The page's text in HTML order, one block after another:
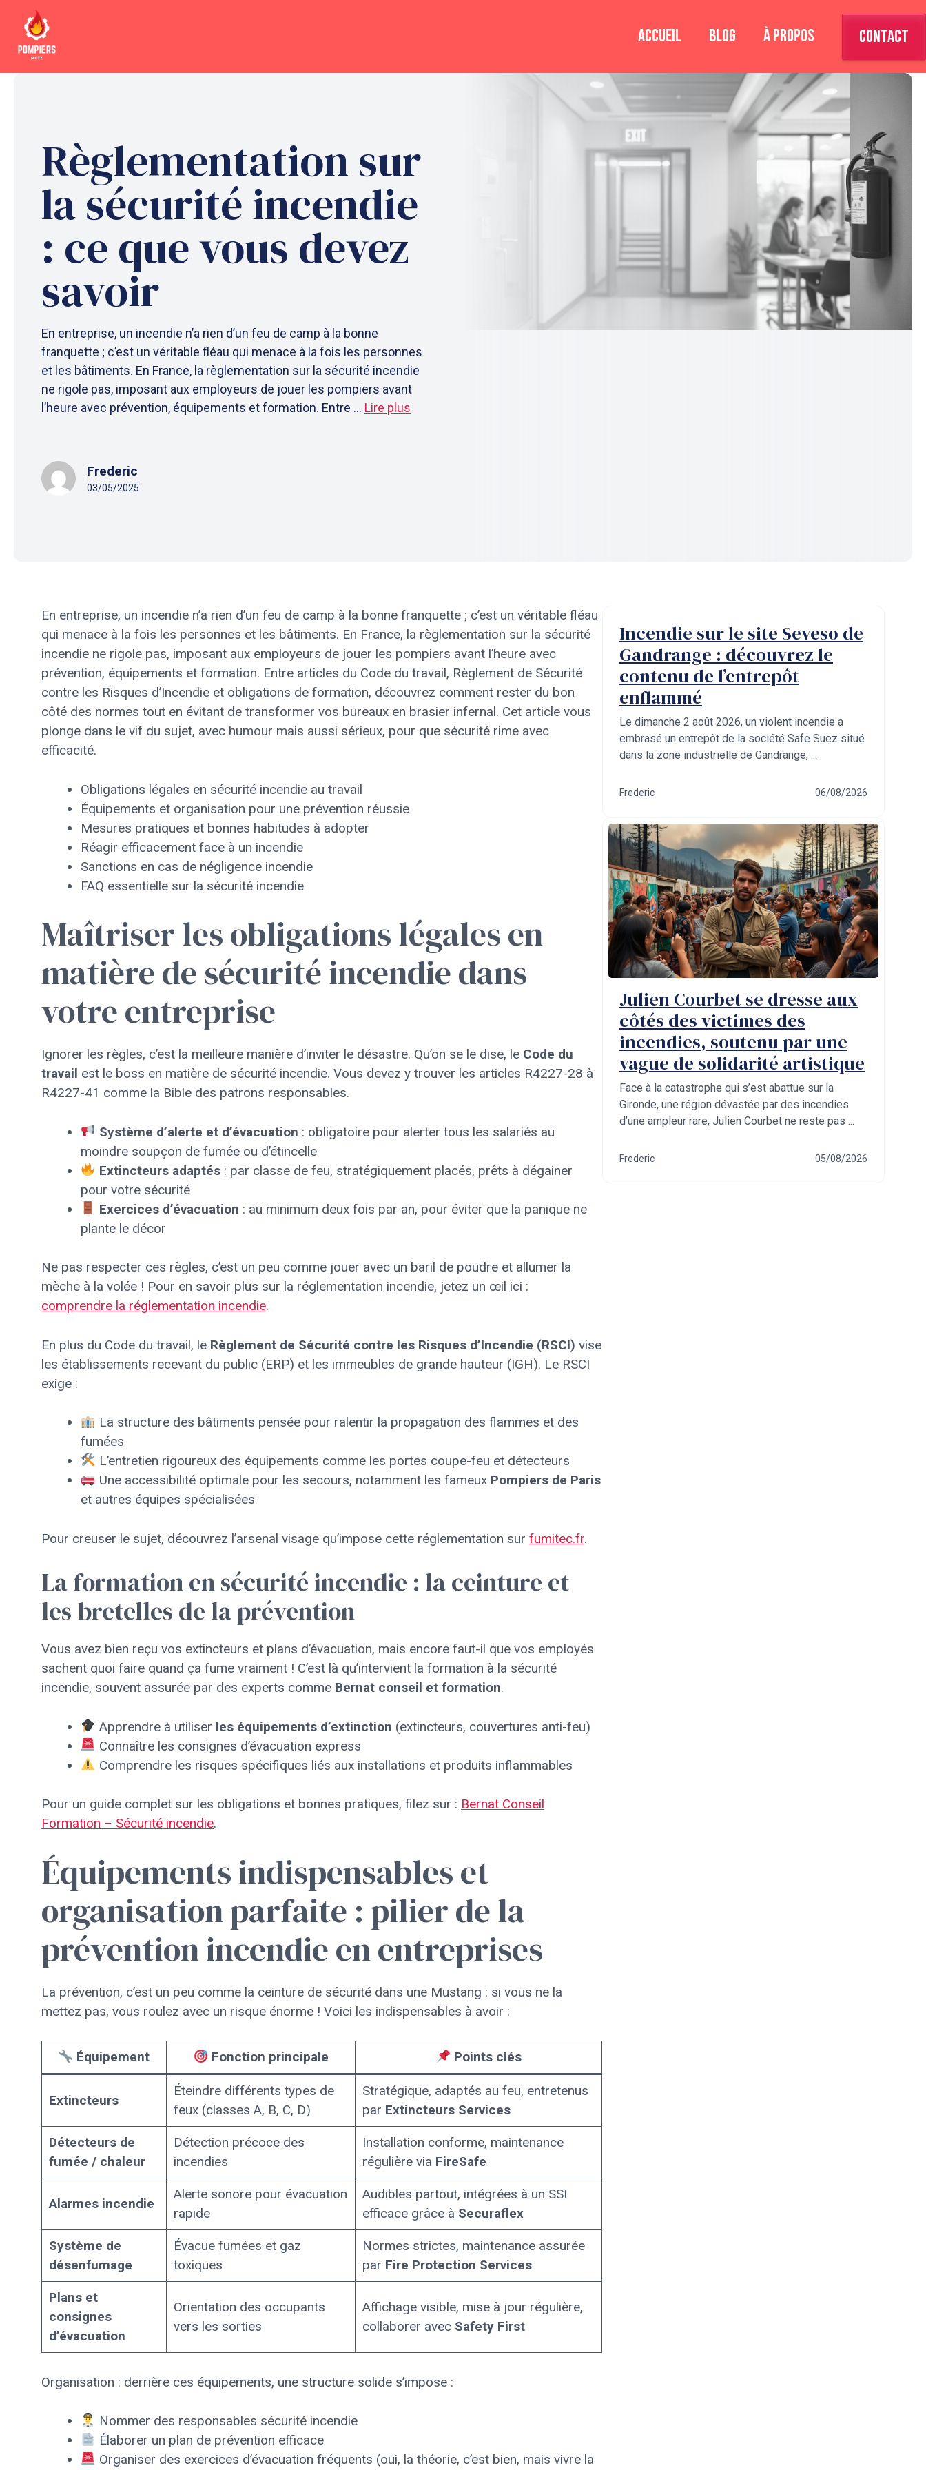
contenu
ACCUEIL BLOG À PROPOS CONTACT
Règlementation sur
la sécurité incendie
: ce que vous devez
savoir
En entreprise, un incendie n’a rien d’un feu de camp à la bonne
franquette ; c’est un véritable fléau qui menace à la fois les personnes
et les bâtiments. En France, la règlementation sur la sécurité incendie
ne rigole pas, imposant aux employeurs de jouer les pompiers avant
l’heure avec prévention, équipements et formation. Entre ... Lire plus
Frederic
03/05/2025
En entreprise, un incendie n’a rien d’un feu de camp à la bonne franquette ; c’est un véritable fléau
qui menace à la fois les personnes et les bâtiments. En France, la règlementation sur la sécurité
incendie ne rigole pas, imposant aux employeurs de jouer les pompiers avant l’heure avec
prévention, équipements et formation. Entre articles du Code du travail, Règlement de Sécurité
contre les Risques d’Incendie et obligations de formation, découvrez comment rester du bon
côté des normes tout en évitant de transformer vos bureaux en brasier infernal. Cet article vous
plonge dans le vif du sujet, avec humour mais aussi sérieux, pour que sécurité rime avec
efficacité.
Obligations légales en sécurité incendie au travail
Équipements et organisation pour une prévention réussie
Mesures pratiques et bonnes habitudes à adopter
Réagir efficacement face à un incendie
Sanctions en cas de négligence incendie
FAQ essentielle sur la sécurité incendie
Maîtriser les obligations légales en
matière de sécurité incendie dans
votre entreprise
Ignorer les règles, c’est la meilleure manière d’inviter le désastre. Qu’on se le dise, le Code du
travail est le boss en matière de sécurité incendie. Vous devez y trouver les articles R4227-28 à
R4227-41 comme la Bible des patrons responsables.
Système d’alerte et d’évacuation : obligatoire pour alerter tous les salariés au
moindre soupçon de fumée ou d’étincelle
Extincteurs adaptés: par classe de feu, stratégiquement placés, prêts à dégainer
pour votre sécurité
Exercices d’évacuation : au minimum deux fois par an, pour éviter que la panique ne
plante le décor
Ne pas respecter ces règles, c’est un peu comme jouer avec un baril de poudre et allumer la
mèche à la volée ! Pour en savoir plus sur la réglementation incendie, jetez un œil ici :
comprendre la réglementation incendie.
En plus du Code du travail, le Règlement de Sécurité contre les Risques d’Incendie (RSCI) vise
les établissements recevant du public (ERP) et les immeubles de grande hauteur (IGH). Le RSCI
exige :
La structure des bâtiments pensée pour ralentir la propagation des flammes et des
fumées
L’entretien rigoureux des équipements comme les portes coupe-feu et détecteurs
Une accessibilité optimale pour les secours, notamment les fameux Pompiers de Paris
et autres équipes spécialisées
Pour creuser le sujet, découvrez l’arsenal visage qu’impose cette réglementation sur fumitec.fr.
La formation en sécurité incendie : la ceinture et
les bretelles de la prévention
Vous avez bien reçu vos extincteurs et plans d’évacuation, mais encore faut-il que vos employés
sachent quoi faire quand ça fume vraiment ! C’est là qu’intervient la formation à la sécurité
incendie, souvent assurée par des experts comme Bernat conseil et formation.
Apprendre à utiliser les équipements d’extinction (extincteurs, couvertures anti-feu)
Connaître les consignes d’évacuation express
Comprendre les risques spécifiques liés aux installations et produits inflammables
Pour un guide complet sur les obligations et bonnes pratiques, filez sur : Bernat Conseil
Formation – Sécurité incendie.
Équipements indispensables et
organisation parfaite : pilier de la
prévention incendie en entreprises
La prévention, c’est un peu comme la ceinture de sécurité dans une Mustang : si vous ne la
mettez pas, vous roulez avec un risque énorme ! Voici les indispensables à avoir :
Équipement Fonction principale Points clés
Extincteurs
Éteindre différents types de
feux (classes A, B, C, D)
Stratégique, adaptés au feu, entretenus
par Extincteurs Services
Détecteurs de
fumée / chaleur
Détection précoce des
incendies
Installation conforme, maintenance
régulière via FireSafe
Alarmes incendie
Alerte sonore pour évacuation
rapide
Audibles partout, intégrées à un SSI
efficace grâce à Securaflex
Système de
désenfumage
Évacue fumées et gaz
toxiques
Normes strictes, maintenance assurée
par Fire Protection Services
Plans et
consignes
d’évacuation
Orientation des occupants
vers les sorties
Affichage visible, mise à jour régulière,
collaborer avec Safety First
Organisation : derrière ces équipements, une structure solide s’impose :
Nommer des responsables sécurité incendie
Élaborer un plan de prévention efficace
Organiser des exercices d’évacuation fréquents (oui, la théorie, c’est bien, mais vivre la
Incendie sur le site Seveso de
Gandrange : découvrez le
contenu de l’entrepôt
enflammé
Le dimanche 2 août 2026, un violent incendie a
embrasé un entrepôt de la société Safe Suez situé
dans la zone industrielle de Gandrange, ...
Frederic 06/08/2026
Julien Courbet se dresse aux
côtés des victimes des
incendies, soutenu par une
vague de solidarité artistique
Face à la catastrophe qui s’est abattue sur la
Gironde, une région dévastée par des incendies
d’une ampleur rare, Julien Courbet ne reste pas ...
Frederic 05/08/2026